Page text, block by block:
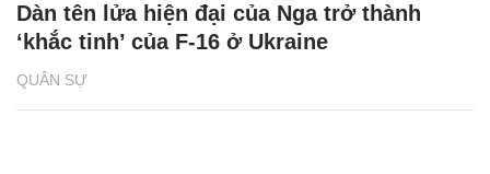
QUÂN SỰ
Dàn tên lửa hiện đại của Nga trở thành
‘khắc tinh’ của F-16 ở Ukraine